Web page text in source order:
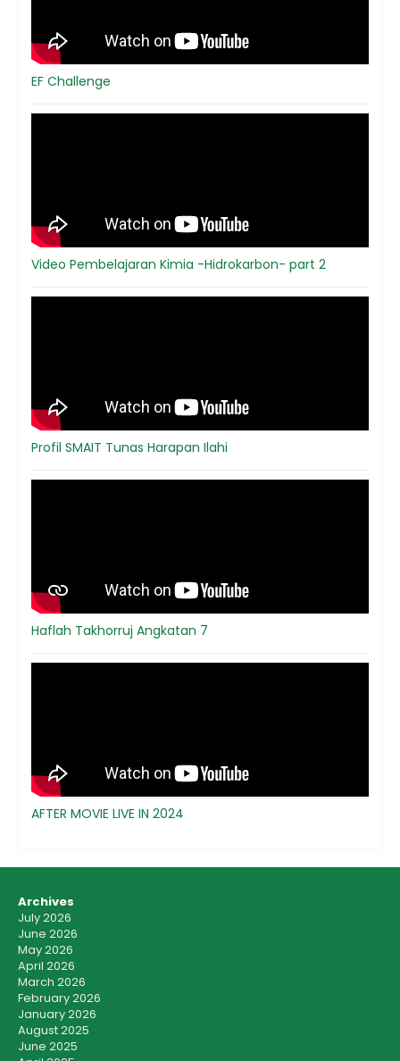
EF Challenge
Video Pembelajaran Kimia -Hidrokarbon- part 2
Profil SMAIT Tunas Harapan Ilahi
Haflah Takhorruj Angkatan 7
AFTER MOVIE LIVE IN 2024
Archives
July 2026
June 2026
May 2026
April 2026
March 2026
February 2026
January 2026
August 2025
June 2025